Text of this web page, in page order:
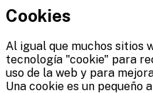
Cookies
Al igual que muchos sitios
tecnología "cookie" para
uso de la web y para
Una cookie es un pequeño